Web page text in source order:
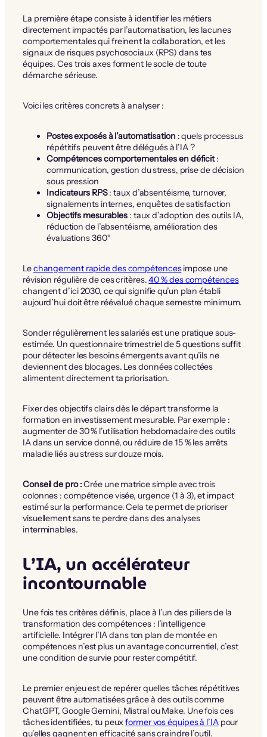
La première étape consiste à identifier les métiers
directement impactés par l’automatisation, les lacunes
comportementales qui freinent la collaboration, et les
signaux de risques psychosociaux (RPS) dans tes
équipes. Ces trois axes forment le socle de toute
démarche sérieuse.
Voici les critères concrets à analyser :
Postes exposés à l’automatisation : quels processus
répétitifs peuvent être délégués à l’IA ?
Compétences comportementales en déficit:
communication, gestion du stress, prise de décision
sous pression
Indicateurs RPS: taux d’absentéisme, turnover,
signalements internes, enquêtes de satisfaction
Objectifs mesurables : taux d’adoption des outils IA,
réduction de l’absentéisme, amélioration des
évaluations 360°
Lechangement rapide des compétencesimpose une
révision régulière de ces critères.40 % des compétences
changent d’ici 2030, ce qui signifie qu’un plan établi
aujourd’hui doit être réévalué chaque semestre minimum.
Sonder régulièrement les salariés est une pratique sous-
estimée. Un questionnaire trimestriel de 5 questions suffit
pour détecter les besoins émergents avant qu’ils ne
deviennent des blocages. Les données collectées
alimentent directement ta priorisation.
Fixer des objectifs clairs dès le départ transforme la
formation en investissement mesurable. Par exemple :
augmenter de 30 % l’utilisation hebdomadaire des outils
IA dans un service donné, ou réduire de 15 % les arrêts
maladie liés au stress sur douze mois.
Conseil de pro :Crée une matrice simple avec trois
colonnes : compétence visée, urgence (1 à 3), et impact
estimé sur la performance. Cela te permet de prioriser
visuellement sans te perdre dans des analyses
interminables.
L’IA, un accélérateur
incontournable
Une fois tes critères définis, place à l’un des piliers de la
transformation des compétences : l’intelligence
artificielle. Intégrer l’IA dans ton plan de montée en
compétences n’est plus un avantage concurrentiel, c’est
une condition de survie pour rester compétitif.
Le premier enjeu est de repérer quelles tâches répétitives
peuvent être automatisées grâce à des outils comme
ChatGPT, Google Gemini, Mistral ou Make. Une fois ces
tâches identifiées, tu peuxformer vos équipes à l’IApour
qu’elles gagnent en efficacité sans craindre l’outil.